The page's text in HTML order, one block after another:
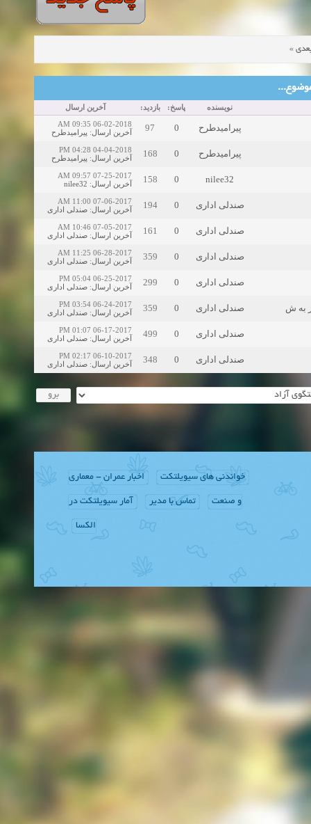
»
نویسنده پاسخ: بازدید: آخرین ارسال
پیرامیدطرح 0
97
06-02-2018 09:35 AM
آخرین ارسال: پیرامیدطرح
پیرامیدطرح 0
168
04-04-2018 04:28 PM
آخرین ارسال: پیرامیدطرح
nilee32
0
158
07-25-2017 09:57 AM
آخرین ارسال:
nilee32
صندلی اداری 0
194
07-06-2017 11:00 AM
آخرین ارسال: صندلی اداری
صندلی اداری 0
161
07-05-2017 10:46 AM
آخرین ارسال: صندلی اداری
صندلی اداری 0
359
06-28-2017 11:25 AM
آخرین ارسال: صندلی اداری
صندلی اداری 0
299
06-25-2017 05:04 PM
آخرین ارسال: صندلی اداری
به ش صندلی اداری 0
359
06-24-2017 03:54 PM
آخرین ارسال: صندلی اداری
صندلی اداری 0
499
06-17-2017 01:07 PM
آخرین ارسال: صندلی اداری
صندلی اداری 0
348
06-10-2017 02:17 PM
آخرین ارسال: صندلی اداری
خواندنی های سیویلتکت اخبار عمران - معماری
و صنعت تماس با مدیر آمار سیویلتکت در
الکسا